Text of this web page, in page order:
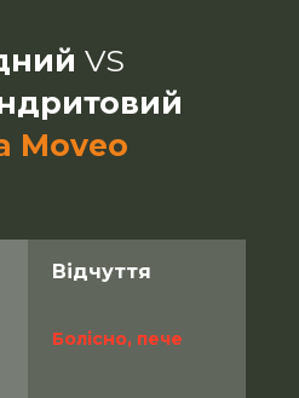
VS
Moveo
Відчуття
Болісно, пече